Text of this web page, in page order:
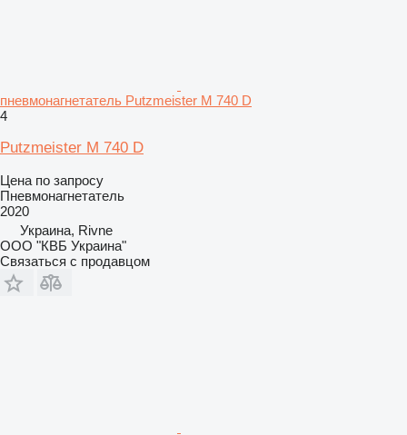
пневмонагнетатель Putzmeister M 740 D
4
Putzmeister M 740 D
Цена по запросу
Пневмонагнетатель
2020
Украина, Rivne
ООО "КВБ Украина"
Связаться с продавцом